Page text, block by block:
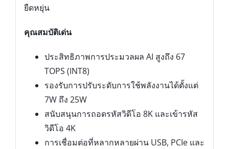
ยืดหยุ่น
คุณสมบัติเด่น
ประสิทธิภาพการประมวลผล AI สูงถึง 67
TOPS (INT8)
รองรับการปรับระดับการใช้พลังงานได้ตั้งแต่
7W ถึง 25W
สนับสนุนการถอดรหัสวิดีโอ 8K และเข้ารหัส
วิดีโอ 4K
การเชื่อมต่อที่หลากหลายผ่าน USB, PCIe และ